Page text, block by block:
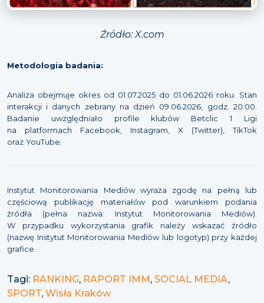
Źródło: X.com
Metodologia badania:
Analiza obejmuje okres od 01.07.2025 do 01.06.2026 roku. Stan
interakcji i danych zebrany na dzień 09.06.2026, godz. 20:00.
Badanie uwzględniało profile klubów Betclic 1 Ligi
na platformach Facebook, Instagram, X (Twitter), TikTok
oraz YouTube.
Instytut Monitorowania Mediów wyraża zgodę na pełną lub
częściową publikację materiałów pod warunkiem podania
źródła (pełna nazwa: Instytut Monitorowania Mediów).
W przypadku wykorzystania grafik należy wskazać źródło
(nazwę Instytut Monitorowania Mediów lub logotyp) przy każdej
grafice.
Tagi: RANKING, RAPORT IMM, SOCIAL MEDIA,
SPORT, Wisła Kraków